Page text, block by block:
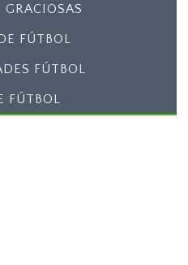
GRACIOSAS
FÚTBOL
FÚTBOL
FÚTBOL